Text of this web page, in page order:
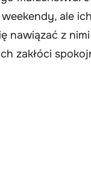
ale
nawiązać z
zakłóci